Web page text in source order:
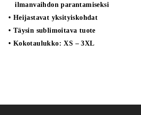
ilmanvaihdon parantamiseksi
• Heijastavat yksityiskohdat
• Täysin sublimoitava tuote
• Kokotaulukko: XS – 3XL